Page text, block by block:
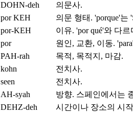
DOHN-deh
의문사.
por KEH
의문 형태. 'porque'는
por-KEH
이유. 'por qué'와 다르
por
원인, 교환, 이동.
PAH-rah
목적, 목적지, 마감.
kohn
전치사.
seen
전치사.
AH-syah
방향. 스페인에서는
DEHZ-deh
시간이나 장소의 시